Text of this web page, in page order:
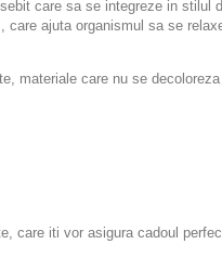
care sa se integreze in stilul
ajuta organismul sa se
materiale care nu se
care iti vor asigura cadoul